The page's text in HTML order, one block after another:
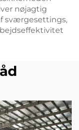
nøjagtig
sværgesettings,